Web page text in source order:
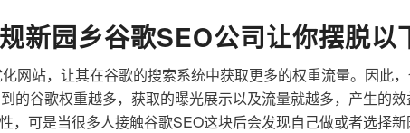
新园乡谷歌SEO公司让你摆脱以
网站，让其在谷歌的搜索系统中获取更多的权重流量。因此
的谷歌权重越多，获取的曝光展示以及流量就越多，产生的
，可是当很多人接触谷歌SEO这块后会发现自己做或者选择